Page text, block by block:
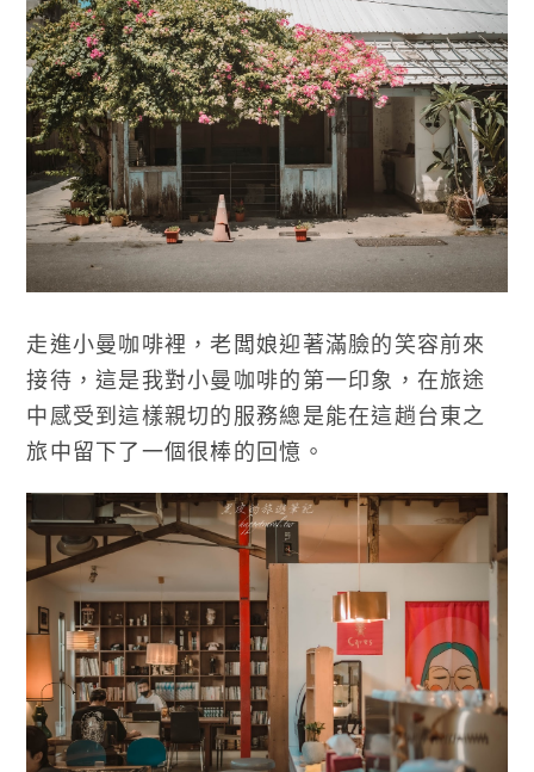
走進小曼咖啡裡，老闆娘迎著滿臉的笑容前來
接待，這是我對小曼咖啡的第一印象，在旅途
中感受到這樣親切的服務總是能在這趟台東之
旅中留下了一個很棒的回憶。